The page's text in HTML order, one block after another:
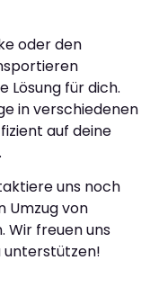
oder den
Lösung für dich.
in verschiedenen
auf deine
uns noch
Umzug von
Wir freuen uns
unterstützen!